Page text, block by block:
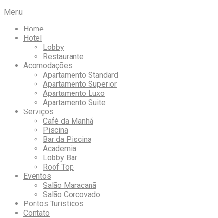
Menu
Home
Hotel
Lobby
Restaurante
Acomodações
Apartamento Standard
Apartamento Superior
Apartamento Luxo
Apartamento Suite
Serviços
Café da Manhã
Piscina
Bar da Piscina
Academia
Lobby Bar
Roof Top
Eventos
Salão Maracanã
Salão Corcovado
Pontos Turisticos
Contato